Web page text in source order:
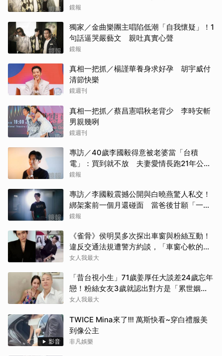
鏡報
獨家／金曲樂團主唱陷低潮「自我懷疑」！1
句話逼哭嚴藝文 親吐真實心聲
鏡報
真相一把抓／楊謹華養身求好孕 胡宇威付
清節快樂
鏡週刊
真相一把抓／蔡昌憲唱秋老背少 李時安斬
男親幾咧
鏡週刊
專訪／40歲李國毅得意被老婆當「台積
電」：買到就不放 夫妻愛情長跑21年公開
「不受誘惑」原因
鏡報
專訪／李國毅震撼公開與白曉燕驚人私交！
綁架案前一個月還碰面 當爸後甘願「一輩
子」親自接送小孩
鏡報
《雀骨》侯明昊多次探出車窗與粉絲互動！
違反交通法規遭警方約談，「車窗心軟的
神」上熱搜
女人我最大
「昔台視小生」71歲姜厚任大談差24歲忘年
戀！粉絲女友3歲就認出對方是「累世姻
緣」
女人我最大
影音
TWICE Mina來了!!! 萬斯快看~穿白禮服美
到像公主
非凡娛樂